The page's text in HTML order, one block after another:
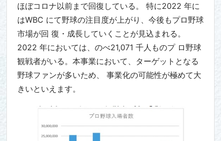
ほぼコロナ以前まで回復している。 特に2022 年に
はWBC にて野球の注目度が上がり、今後もプロ野球
市場が回 復・成長していくことが見込まれる。
2022 年においては、のべ21,071 千人ものプ ロ野球
観戦者がいる。本事業において、ターゲットとなる
野球ファンが多いため、 事業化の可能性が極めて大
きいといえます。